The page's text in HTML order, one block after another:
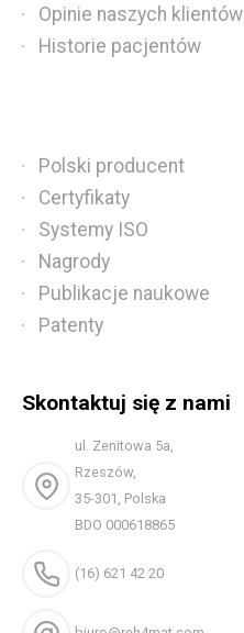
Opinie naszych klientów
Historie pacjentów
Polski producent
Certyfikaty
Systemy ISO
Nagrody
Publikacje naukowe
Patenty
Skontaktuj się z nami
ul. Zenitowa 5a,
Rzeszów,
35-301, Polska
BDO 000618865
(16) 621 42 20